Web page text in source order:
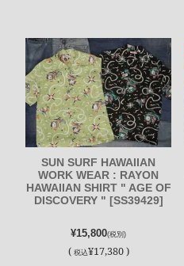
SUN SURF HAWAIIAN
WORK WEAR : RAYON
HAWAIIAN SHIRT " AGE OF
DISCOVERY " [SS39429]
¥15,800(税別)
( 税込¥17,380 )